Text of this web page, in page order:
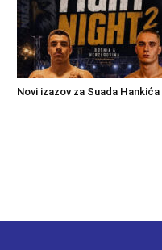
Novi izazov za Suada Hankića